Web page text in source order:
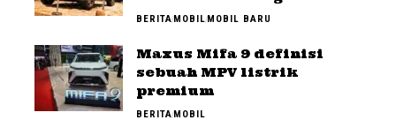
BERITAMOBILMOBIL BARU
Maxus Mifa 9 definisi
sebuah MPV listrik
premium
BERITAMOBIL